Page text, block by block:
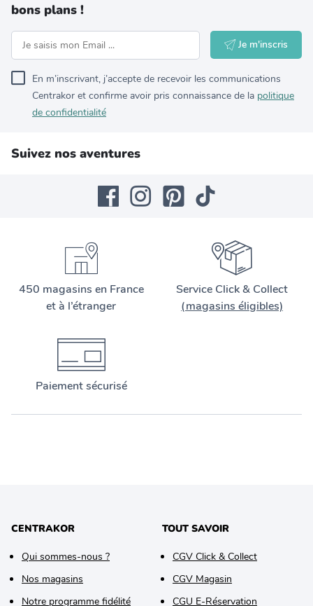
bons plans !
Je m'inscris
En m’inscrivant, j’accepte de recevoir les communications
Centrakor et confirme avoir pris connaissance de la politique
de confidentialité
Suivez nos aventures
450 magasins en France
et à l’étranger
Service Click & Collect
(magasins éligibles)
Paiement sécurisé
CENTRAKOR
Qui sommes-nous ?
Nos magasins
Notre programme fidélité
TOUT SAVOIR
CGV Click & Collect
CGV Magasin
CGU E-Réservation